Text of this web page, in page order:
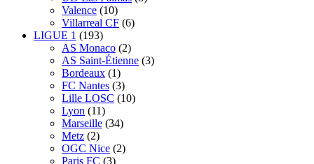
Valence (10)
Villarreal CF (6)
LIGUE 1 (193)
AS Monaco (2)
AS Saint-Étienne (3)
Bordeaux (1)
FC Nantes (3)
Lille LOSC (10)
Lyon (11)
Marseille (34)
Metz (2)
OGC Nice (2)
Paris FC (3)